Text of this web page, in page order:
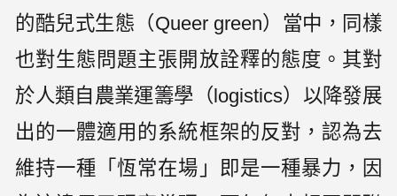
的酷兒式生態（Queer green）當中，同樣
也對生態問題主張開放詮釋的態度。其對
於人類自農業運籌學（logistics）以降發展
出的一體適用的系統框架的反對，認為去
維持一種「恆常在場」即是一種暴力，因